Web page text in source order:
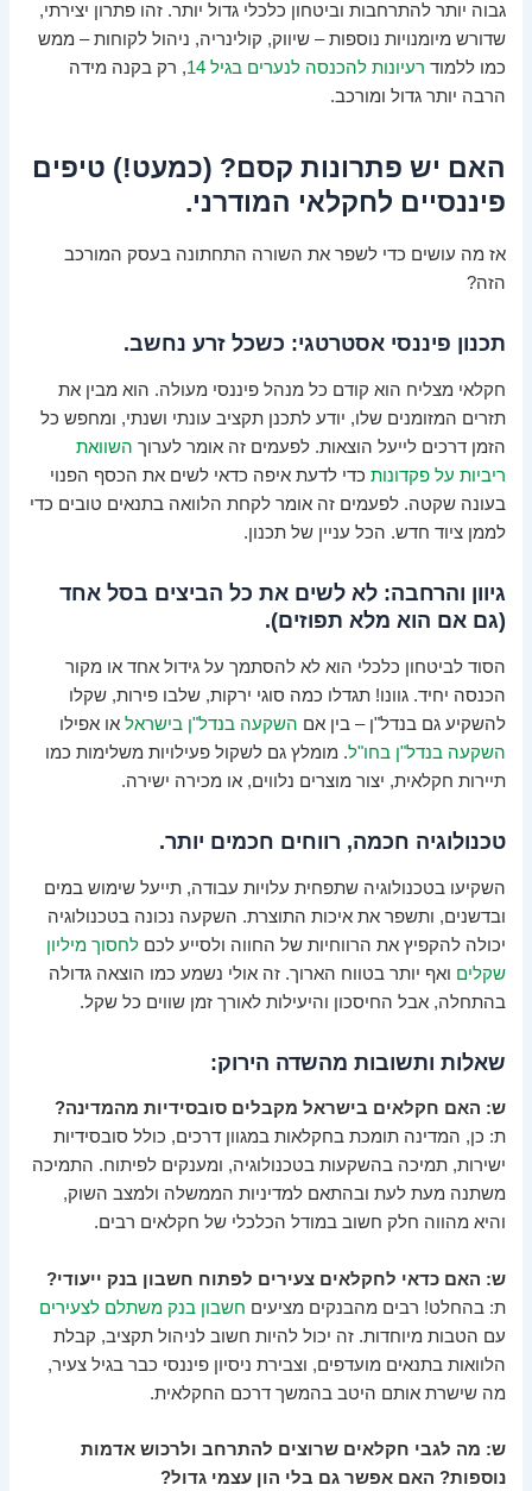
גבוה יותר להתרחבות וביטחון כלכלי גדול יותר. זהו פתרון יצירתי,
שדורש מיומנויות נוספות – שיווק, קולינריה, ניהול לקוחות – ממש
כמו ללמוד רעיונות להכנסה לנערים בגיל 14
, רק בקנה מידה
הרבה יותר גדול ומורכב.
האם יש פתרונות קסם? (כמעט!) טיפים
פיננסיים לחקלאי המודרני.
אז מה עושים כדי לשפר את השורה התחתונה בעסק המורכב
הזה?
תכנון פיננסי אסטרטגי: כשכל זרע נחשב.
חקלאי מצליח הוא קודם כל מנהל פיננסי מעולה. הוא מבין את
תזרים המזומנים שלו, יודע לתכנן תקציב עונתי ושנתי, ומחפש כל
הזמן דרכים לייעל הוצאות. לפעמים זה אומר לערוך השוואת
ריביות על פקדונות כדי לדעת איפה כדאי לשים את הכסף הפנוי
בעונה שקטה. לפעמים זה אומר לקחת הלוואה בתנאים טובים כדי
לממן ציוד חדש. הכל עניין של תכנון.
גיוון והרחבה: לא לשים את כל הביצים בסל אחד
(גם אם הוא מלא תפוזים).
הסוד לביטחון כלכלי הוא לא להסתמך על גידול אחד או מקור
הכנסה יחיד. גוונו! תגדלו כמה סוגי ירקות, שלבו פירות, שקלו
להשקיע גם בנדל"ן – בין אם השקעה בנדל"ן בישראל או אפילו
השקעה בנדל"ן בחו"ל. מומלץ גם לשקול פעילויות משלימות כמו
תיירות חקלאית, יצור מוצרים נלווים, או מכירה ישירה.
טכנולוגיה חכמה, רווחים חכמים יותר.
השקיעו בטכנולוגיה שתפחית עלויות עבודה, תייעל שימוש במים
ובדשנים, ותשפר את איכות התוצרת. השקעה נכונה בטכנולוגיה
יכולה להקפיץ את הרווחיות של החווה ולסייע לכםלחסוך מיליון
שקלים ואף יותר בטווח הארוך. זה אולי נשמע כמו הוצאה גדולה
בהתחלה, אבל החיסכון והיעילות לאורך זמן שווים כל שקל.
שאלות ותשובות מהשדה הירוק:
ש: האם חקלאים בישראל מקבלים סובסידיות מהמדינה?
ת: כן, המדינה תומכת בחקלאות במגוון דרכים, כולל סובסידיות
ישירות, תמיכה בהשקעות בטכנולוגיה, ומענקים לפיתוח. התמיכה
משתנה מעת לעת ובהתאם למדיניות הממשלה ולמצב השוק,
והיא מהווה חלק חשוב במודל הכלכלי של חקלאים רבים.
ש: האם כדאי לחקלאים צעירים לפתוח חשבון בנק ייעודי?
ת: בהחלט! רבים מהבנקים מציעים חשבון בנק משתלם לצעירים
עם הטבות מיוחדות. זה יכול להיות חשוב לניהול תקציב, קבלת
הלוואות בתנאים מועדפים, וצבירת ניסיון פיננסי כבר בגיל צעיר,
מה שישרת אותם היטב בהמשך דרכם החקלאית.
ש: מה לגבי חקלאים שרוצים להתרחב ולרכוש אדמות
נוספות? האם אפשר גם בלי הון עצמי גדול?